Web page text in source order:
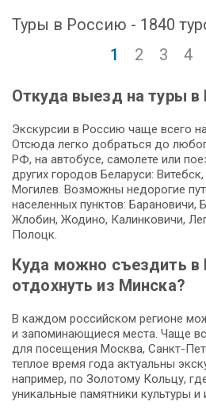
Туры в Россию - 1840
1
2 3 4
Откуда выезд на туры в
Экскурсии в Россию чаще всего
Отсюда легко добраться до
РФ, на автобусе, самолете или
других городов Беларуси:
Могилев. Возможны недорогие
населенных пунктов: Барановичи,
Жлобин, Жодино, Калинковичи,
Полоцк.
Куда можно съездить в
отдохнуть из Минска?
В каждом российском регионе
и запоминающиеся места. Чаще
для посещения Москва, Санкт-
теплое время года актуальны
например, по Золотому Кольцу,
уникальные памятники культуры и